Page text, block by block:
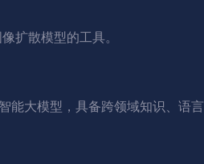
扩散模型的工具。
能大模型，具备跨领域知识、语言